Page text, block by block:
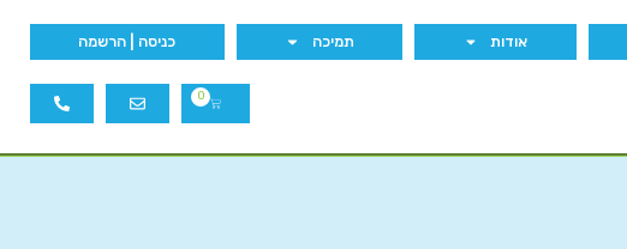
אודות תמיכה כניסה | הרשמה
0